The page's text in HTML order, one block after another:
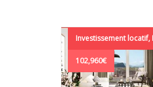
Investissement
102,960€